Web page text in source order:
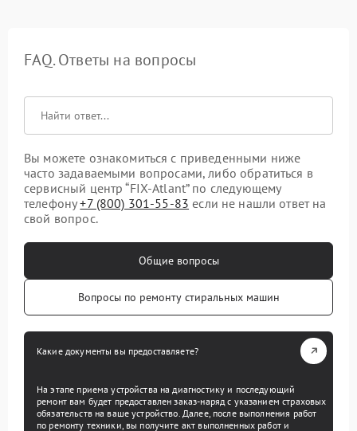
FAQ. Ответы на вопросы
Вы можете ознакомиться с приведенными ниже
часто задаваемыми вопросами, либо обратиться в
сервисный центр “FIX-Atlant” по следующему
телефону+7 (800) 301-55-83 если не нашли ответ на
свой вопрос.
Общие вопросы
Вопросы по ремонту стиральных машин
Какие документы вы предоставляете?
На этапе приема устройства на диагностику и последующий
ремонт вам будет предоставлен заказ-наряд с указанием страховых
обязательств на ваше устройство. Далее, после выполнения работ
по ремонту техники, вы получите акт выполненных работ и